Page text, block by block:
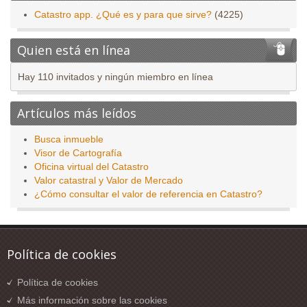
Catastro app. ¿Qué es y para que sirve? (4225)
Quien está en línea
Hay 110 invitados y ningún miembro en línea
Artículos más leídos
Busca inmueble
Visor de Cartografía
Oficina virtual del Catastro
Valor catastral y Valor de Mercado
¿Cómo consultar el valor de referencia en Catastro?
Política de cookies
Política de cookies
Más información sobre las cookies